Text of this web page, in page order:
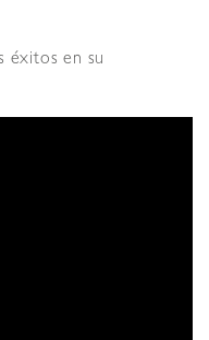
éxitos en su